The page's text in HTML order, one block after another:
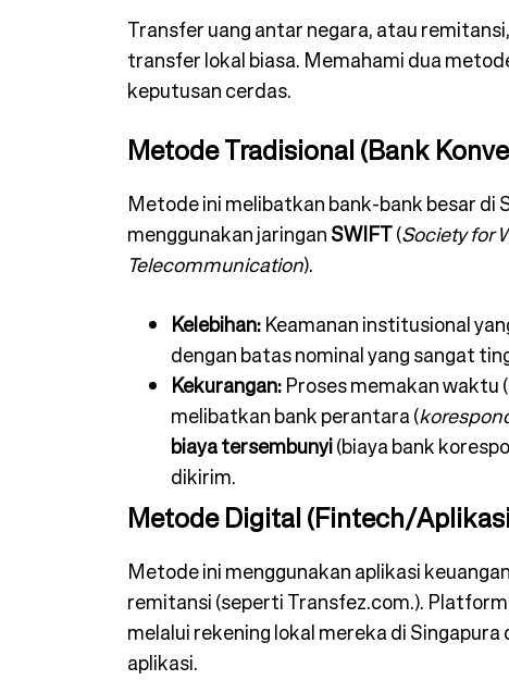
Transfer uang antar negara, atau
transfer lokal biasa. Memahami dua
keputusan cerdas.
Metode Tradisional (Bank
Metode ini melibatkan bank-bank besar di
menggunakan jaringanSWIFT(Society for
Telecommunication).
Kelebihan:Keamanan institusional
dengan batas nominal yang sangat
Kekurangan:Proses memakan waktu
melibatkan bank perantara (
biaya tersembunyi(biaya bank
dikirim.
Metode Digital (Fintech/
Metode ini menggunakan aplikasi
remitansi (seperti Transfez.com.).
melalui rekening lokal mereka di
aplikasi.